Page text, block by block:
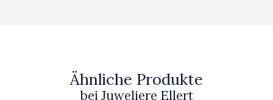
Ähnliche Produkte
bei Juweliere Ellert